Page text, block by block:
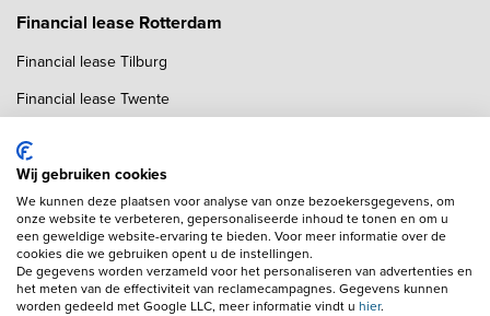
Financial lease Rotterdam
Financial lease Tilburg
Financial lease Twente
Financial lease Utrecht
Financial lease Zwolle
Wij gebruiken cookies
We kunnen deze plaatsen voor analyse van onze bezoekersgegevens, om
onze website te verbeteren, gepersonaliseerde inhoud te tonen en om u
een geweldige website-ervaring te bieden. Voor meer informatie over de
cookies die we gebruiken opent u de instellingen.
De gegevens worden verzameld voor het personaliseren van advertenties en
het meten van de effectiviteit van reclamecampagnes. Gegevens kunnen
worden gedeeld met Google LLC, meer informatie vindt u hier.